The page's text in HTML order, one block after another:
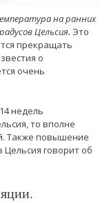
на ранних
Цельсия. Это
прекращать
о
очень
недель
то вполне
Также повышение
говорит об